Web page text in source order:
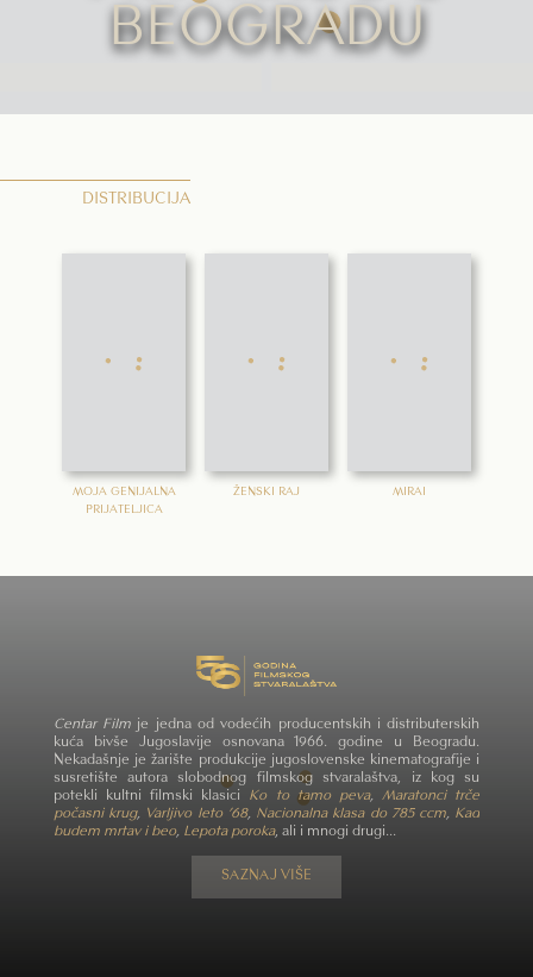
BEOGRADU
DISTRIBUCIJA
MOJA GENIJALNA
PRIJATELJICA
ŽENSKI RAJ MIRAI
Centar Film je jedna od vodećih producentskih i distributerskih
kuća bivše Jugoslavije osnovana 1966. godine u Beogradu.
Nekadašnje je žarište produkcije jugoslovenske kinematografije i
susretište autora slobodnog filmskog stvaralaštva, iz kog su
potekli kultni filmski klasici Ko to tamo peva, Maratonci trče
počasni krug, Varljivo leto ’68, Nacionalna klasa do 785 ccm
Kad
budem mrtav i beo, Lepota poroka, ali i mnogi drugi...
SAZNAJ VIŠE